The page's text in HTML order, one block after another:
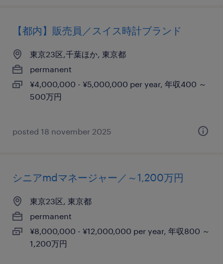
【都内】販売員／スイス時計ブランド
東京23区,千葉ほか, 東京都
permanent
¥4,000,000 - ¥5,000,000 per year, 年収400 ～
500万円
posted 18 november 2025
シニアmdマネージャー／～1,200万円
東京23区, 東京都
permanent
¥8,000,000 - ¥12,000,000 per year, 年収800 ～
1,200万円